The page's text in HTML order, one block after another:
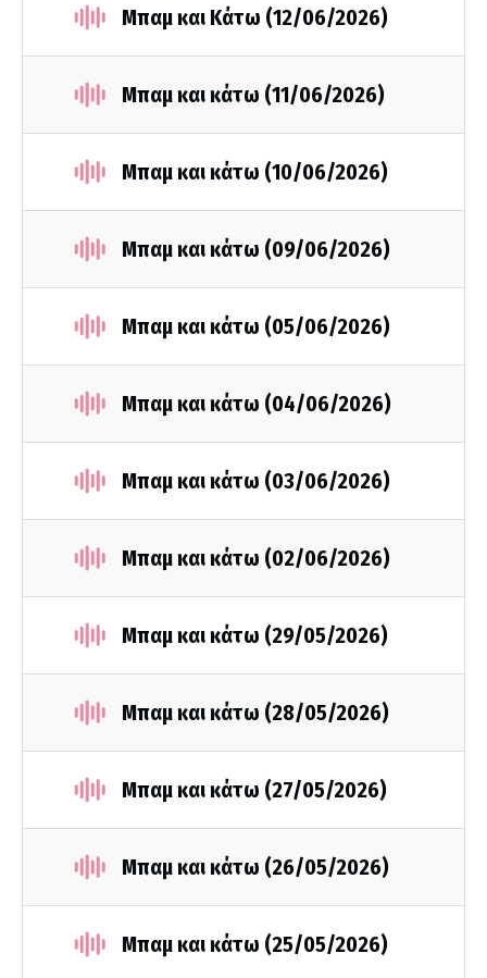
Μπαμ και Κάτω (12/06/2026)
Μπαμ και κάτω (11/06/2026)
Μπαμ και κάτω (10/06/2026)
Μπαμ και κάτω (09/06/2026)
Μπαμ και κάτω (05/06/2026)
Μπαμ και κάτω (04/06/2026)
Μπαμ και κάτω (03/06/2026)
Μπαμ και κάτω (02/06/2026)
Μπαμ και κάτω (29/05/2026)
Μπαμ και κάτω (28/05/2026)
Μπαμ και κάτω (27/05/2026)
Μπαμ και κάτω (26/05/2026)
Μπαμ και κάτω (25/05/2026)